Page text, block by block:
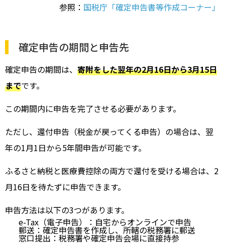
参照： 国税庁「確定申告書等作成コーナー」
確定申告の期間と申告先
確定申告の期間は、 寄附をした翌年の2月16日から3月15日
までです。
この期間内に申告を完了させる必要があります。
ただし、還付申告（税金が戻ってくる申告）の場合は、翌
年の1月1日から5年間申告が可能です。
ふるさと納税と医療費控除の両方で還付を受ける場合は、2
月16日を待たずに申告できます。
申告方法は以下の3つがあります。
e-Tax（電子申告）：自宅からオンラインで申告
郵送：確定申告書を作成し、所轄の税務署に郵送
窓口提出：税務署や確定申告会場に直接持参